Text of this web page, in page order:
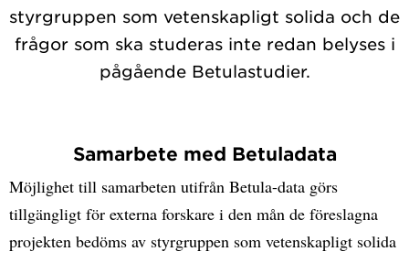
styrgruppen som vetenskapligt solida och de
frågor som ska studeras inte redan belyses i
pågående Betulastudier.
Samarbete med Betuladata
Möjlighet till samarbeten utifrån Betula-data görs
tillgängligt för externa forskare i den mån de föreslagna
projekten bedöms av styrgruppen som vetenskapligt solida